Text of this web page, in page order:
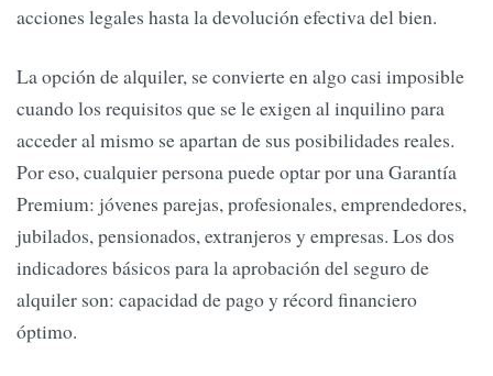
acciones legales hasta la devolución efectiva del bien.
La opción de alquiler, se convierte en algo casi imposible
cuando los requisitos que se le exigen al inquilino para
acceder al mismo se apartan de sus posibilidades reales.
Por eso, cualquier persona puede optar por una Garantía
Premium: jóvenes parejas, profesionales, emprendedores,
jubilados, pensionados, extranjeros y empresas. Los dos
indicadores básicos para la aprobación del seguro de
alquiler son: capacidad de pago y récord financiero
óptimo.